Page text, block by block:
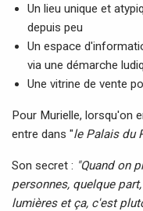
Un lieu unique et
depuis peu
Un espace
via une démarche
Une vitrine de vente
Pour Murielle, lorsqu'on
entre dans "le Palais du
Son secret : "Quand on
personnes, quelque
lumières et ça, c'est